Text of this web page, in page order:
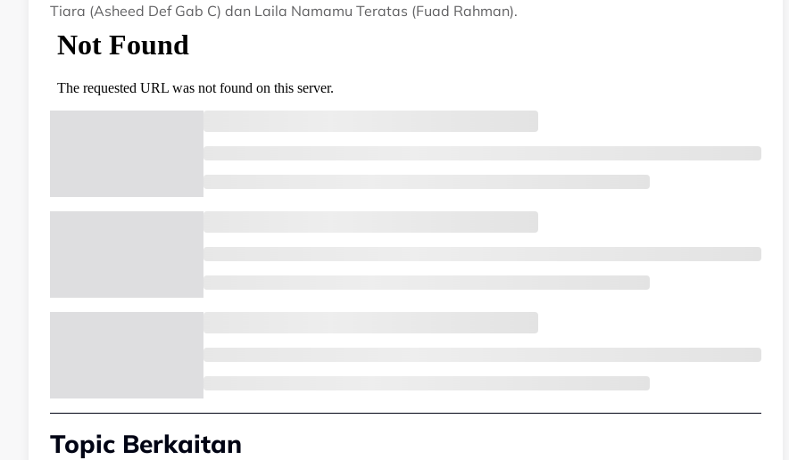
Tiara (Asheed Def Gab C) dan Laila Namamu Teratas (Fuad Rahman).
Topic Berkaitan